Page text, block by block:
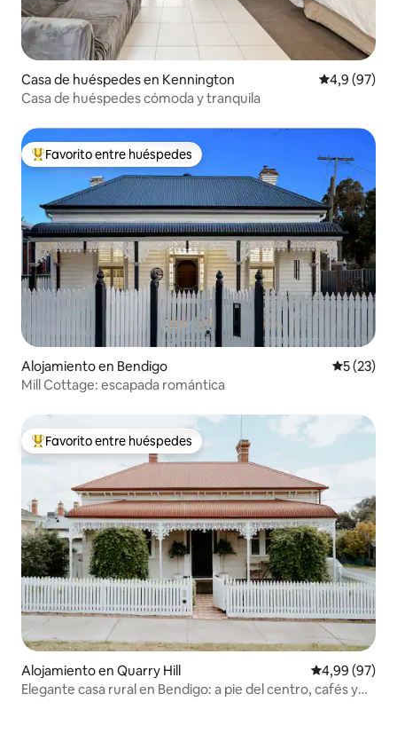
Casa de huéspedes en Kennington Calificación
4,9 (97)
Casa de huéspedes cómoda y tranquila
Favorito entre los huéspedes más destacados
Favorito entre huéspedes
Alojamiento en Bendigo
5 (23)
Mill Cottage: escapada romántica
Favorito entre los huéspedes más destacados
Favorito entre huéspedes
Alojamiento en Quarry Hill Calificación
4,99 (97)
Elegante casa rural en Bendigo: a pie del centro, cafés y